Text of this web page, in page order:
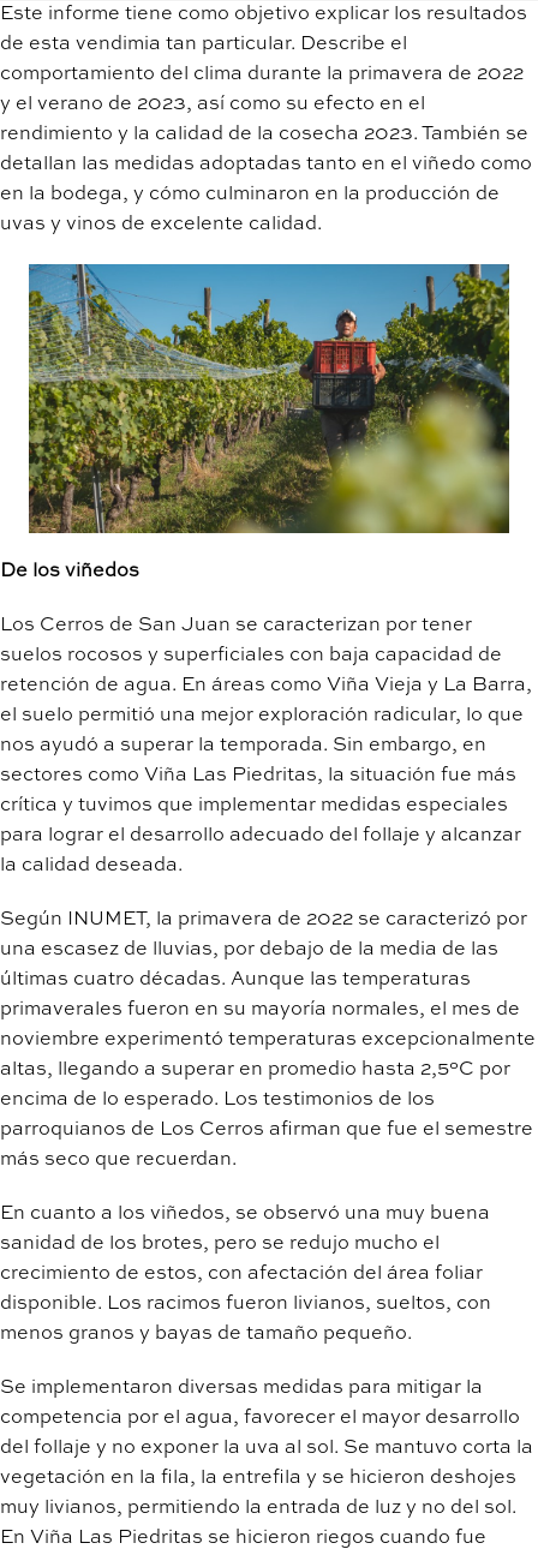
Este informe tiene como objetivo explicar los resultados
de esta vendimia tan particular. Describe el
comportamiento del clima durante la primavera de 2022
y el verano de 2023, así como su efecto en el
rendimiento y la calidad de la cosecha 2023. También se
detallan las medidas adoptadas tanto en el viñedo como
en la bodega, y cómo culminaron en la producción de
uvas y vinos de excelente calidad.
De los viñedos
Los Cerros de San Juan se caracterizan por tener
suelos rocosos y superficiales con baja capacidad de
retención de agua. En áreas como Viña Vieja y La Barra,
el suelo permitió una mejor exploración radicular, lo que
nos ayudó a superar la temporada. Sin embargo, en
sectores como Viña Las Piedritas, la situación fue más
crítica y tuvimos que implementar medidas especiales
para lograr el desarrollo adecuado del follaje y alcanzar
la calidad deseada.
Según INUMET, la primavera de 2022 se caracterizó por
una escasez de lluvias, por debajo de la media de las
últimas cuatro décadas. Aunque las temperaturas
primaverales fueron en su mayoría normales, el mes de
noviembre experimentó temperaturas excepcionalmente
altas, llegando a superar en promedio hasta 2,5°C por
encima de lo esperado. Los testimonios de los
parroquianos de Los Cerros afirman que fue el semestre
más seco que recuerdan.
En cuanto a los viñedos, se observó una muy buena
sanidad de los brotes, pero se redujo mucho el
crecimiento de estos, con afectación del área foliar
disponible. Los racimos fueron livianos, sueltos, con
menos granos y bayas de tamaño pequeño.
Se implementaron diversas medidas para mitigar la
competencia por el agua, favorecer el mayor desarrollo
del follaje y no exponer la uva al sol. Se mantuvo corta la
vegetación en la fila, la entrefila y se hicieron deshojes
muy livianos, permitiendo la entrada de luz y no del sol.
En Viña Las Piedritas se hicieron riegos cuando fue